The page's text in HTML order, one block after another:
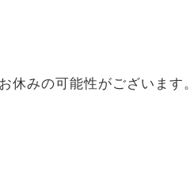
休みの可能性がございます。